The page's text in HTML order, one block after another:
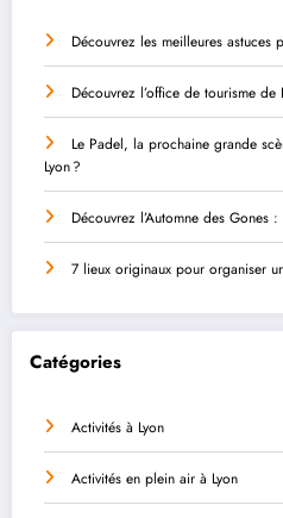
Découvrez les meilleures
Découvrez l’office de tourisme de
Le Padel, la prochaine grande
Lyon ?
Découvrez l’Automne des
7 lieux originaux pour organiser
Catégories
Activités à Lyon
Activités en plein air à Lyon